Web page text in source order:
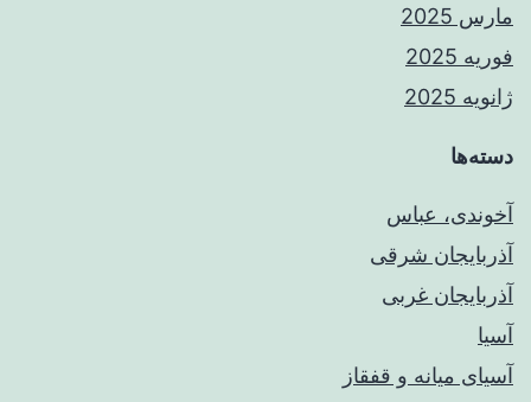
مارس 2025
فوریه 2025
ژانویه 2025
دسته‌ها
آخوندی، عباس
آذربایجان شرقی
آذربایجان غربی
آسیا
آسیای میانه و قفقاز